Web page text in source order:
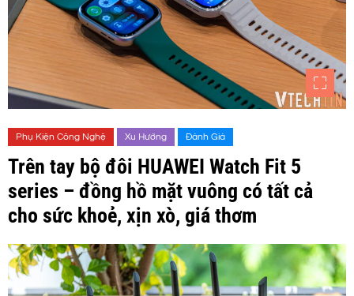
Phụ Kiện Công Nghệ Xu Hướng Đánh Giá
Trên tay bộ đôi HUAWEI Watch Fit 5
series – đồng hồ mặt vuông có tất cả
cho sức khoẻ, xịn xò, giá thơm